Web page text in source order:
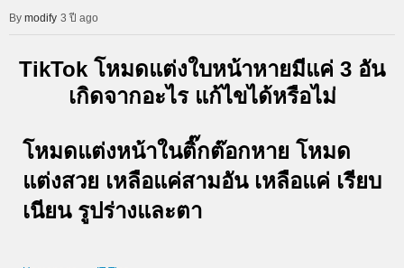
modify 3 ปี ago
TikTok โหมดแต่งใบหน้าหายมีแค่ 3 อัน
เกิดจากอะไร แก้ไขได้หรือไม่
โหมดแต่งหน้าในติ๊กต๊อกหาย โหมด
แต่งสวย เหลือแค่สามอัน เหลือแค่ เรียบ
เนียน รูปร่างและตา